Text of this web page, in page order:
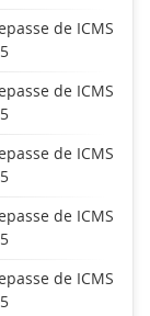
de ICMS
de ICMS
de ICMS
de ICMS
de ICMS